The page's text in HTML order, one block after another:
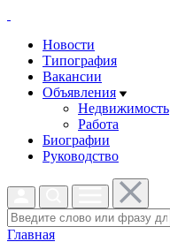
Новости
Типография
Вакансии
Объявления
Недвижимость
Работа
Биографии
Руководство
Главная